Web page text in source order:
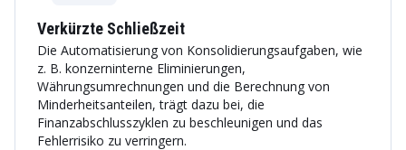
Verkürzte Schließzeit
Die Automatisierung von Konsolidierungsaufgaben, wie
z. B. konzerninterne Eliminierungen,
Währungsumrechnungen und die Berechnung von
Minderheitsanteilen, trägt dazu bei, die
Finanzabschlusszyklen zu beschleunigen und das
Fehlerrisiko zu verringern.